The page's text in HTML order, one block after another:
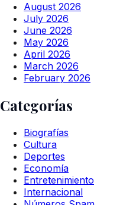
August 2026
July 2026
June 2026
May 2026
April 2026
March 2026
February 2026
Categorías
Biografías
Cultura
Deportes
Economía
Entretenimiento
Internacional